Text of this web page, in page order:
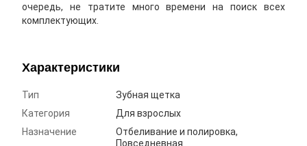
очередь, не тратите много времени на поиск всех
комплектующих.
Характеристики
Тип
Зубная щетка
Категория
Для взрослых
Назначение
Отбеливание и полировка,
Повседневная